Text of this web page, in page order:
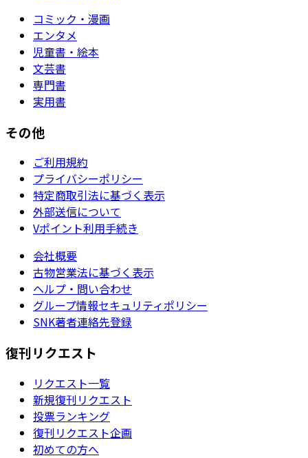
コミック・漫画
エンタメ
児童書・絵本
文芸書
専門書
実用書
その他
ご利用規約
プライバシーポリシー
特定商取引法に基づく表示
外部送信について
Vポイント利用手続き
会社概要
古物営業法に基づく表示
ヘルプ・問い合わせ
グループ情報セキュリティポリシー
SNK著者連絡先登録
復刊リクエスト
リクエスト一覧
新規復刊リクエスト
投票ランキング
復刊リクエスト企画
初めての方へ